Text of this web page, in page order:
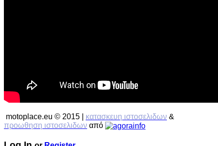
motoplace.eu © 2015 | κατασκευη ιστοσελιδων &
προωθηση ιστοσελιδων από